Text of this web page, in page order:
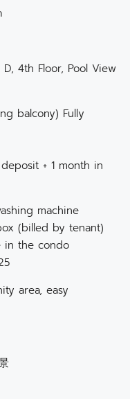
4th Floor, Pool View
balcony) Fully
+ 1 month in
machine
(billed by tenant)
in the condo
area, easy